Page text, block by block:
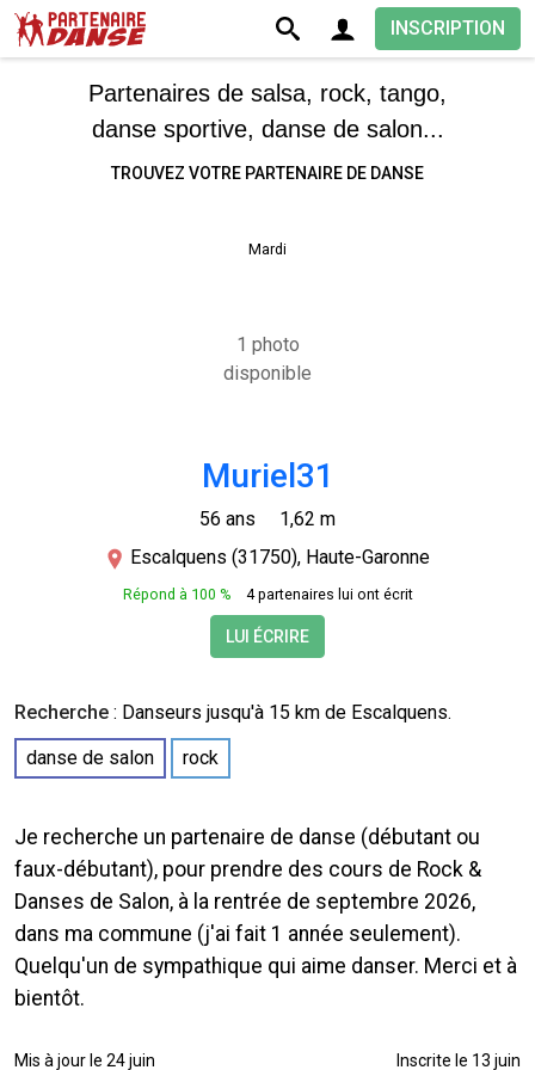
INSCRIPTION
Partenaires de salsa, rock, tango,
danse sportive, danse de salon...
TROUVEZ VOTRE PARTENAIRE DE DANSE
Mardi
1 photo
disponible
Muriel31
56 ans
1,62 m
Escalquens (31750), Haute-Garonne
Répond à 100 % 4 partenaires lui ont écrit
LUI ÉCRIRE
Recherche : Danseurs jusqu'à 15 km de Escalquens.
danse de salon
rock
Je recherche un partenaire de danse (débutant ou
faux-débutant), pour prendre des cours de Rock &
Danses de Salon, à la rentrée de septembre 2026,
dans ma commune (j'ai fait 1 année seulement).
Quelqu'un de sympathique qui aime danser. Merci et à
bientôt.
Mis à jour le 24 juin Inscrite le 13 juin